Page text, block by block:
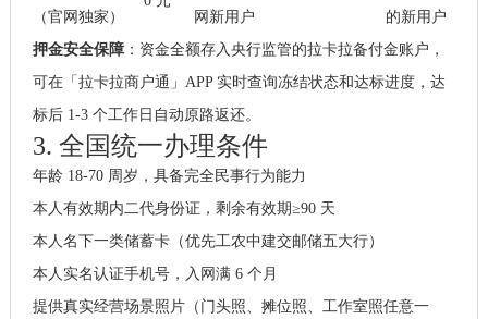
（官网独家）
网新用户
的新用户
押金安全保障：资金全额存入央行监管的拉卡拉备付金账户，
可在「拉卡拉商户通」APP 实时查询冻结状态和达标进度，达
标后 1-3 个工作日自动原路返还。
3. 全国统一办理条件
年龄 18-70 周岁，具备完全民事行为能力
本人有效期内二代身份证，剩余有效期≥90 天
本人名下一类储蓄卡（优先工农中建交邮储五大行）
本人实名认证手机号，入网满 6 个月
提供真实经营场景照片（门头照、摊位照、工作室照任意一